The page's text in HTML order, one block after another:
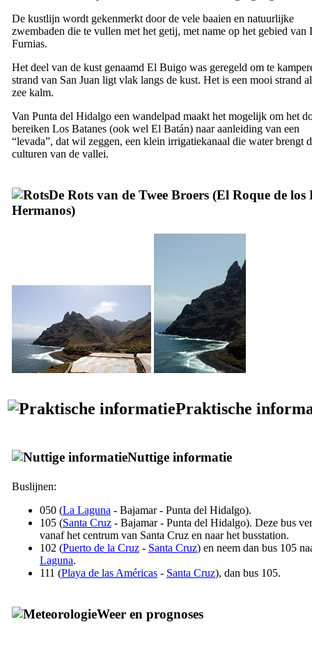
De kustlijn wordt gekenmerkt door de vele baaien en natuurlijke
zwembaden die te vullen met het getij, met name op het gebied van
Furnias.
Het deel van de kust genaamd El Buigo was geregeld om te
strand van San Juan ligt vlak langs de kust. Het is een mooi strand
zee kalm.
Van Punta del Hidalgo een wandelpad maakt het mogelijk om het
bereiken Los Batanes (ook wel El Batán) naar aanleiding van een
“levada”, dat wil zeggen, een klein irrigatiekanaal die water brengt
culturen van de vallei.
De Rots van de Twee Broers (El Roque de los
Hermanos)
Praktische
Nuttige informatie
Buslijnen:
050 (La Laguna - Bajamar- Punta del Hidalgo).
105 (Santa Cruz - Bajamar- Punta del Hidalgo). Deze bus
vanaf het centrum van Santa Cruz en naar het busstation.
102 (Puerto de la Cruz - Santa Cruz) en neem dan bus 105
Laguna.
111 (Playa de las Américas - Santa Cruz), dan bus 105.
Weer en prognoses